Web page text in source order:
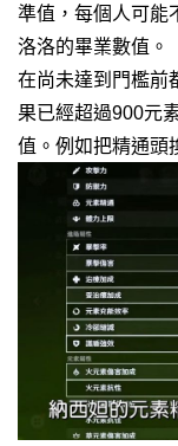
準值，每個人可能
洛洛的畢業數值。
在尚未達到門檻前
果已經超過900元
值。例如把精通頭